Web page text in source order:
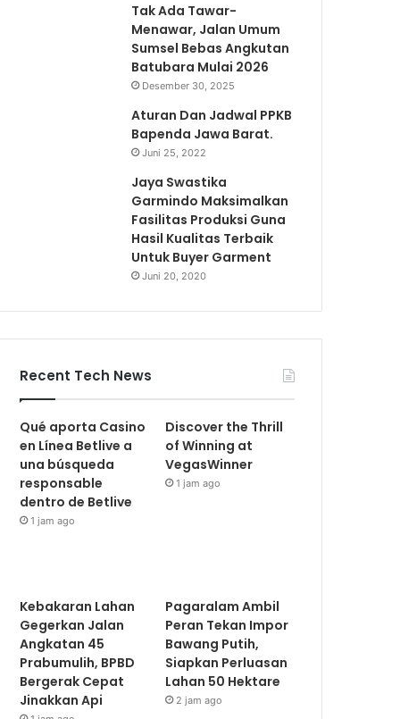
Tak Ada Tawar-
Menawar, Jalan Umum
Sumsel Bebas Angkutan
Batubara Mulai 2026
Desember 30, 2025
Aturan Dan Jadwal PPKB
Bapenda Jawa Barat.
Juni 25, 2022
Jaya Swastika
Garmindo Maksimalkan
Fasilitas Produksi Guna
Hasil Kualitas Terbaik
Untuk Buyer Garment
Juni 20, 2020
Recent Tech News
Qué aporta Casino
en Línea Betlive a
una búsqueda
responsable
dentro de Betlive
1 jam ago
Discover the Thrill
of Winning at
VegasWinner
1 jam ago
Kebakaran Lahan
Gegerkan Jalan
Angkatan 45
Prabumulih, BPBD
Bergerak Cepat
Jinakkan Api
Pagaralam Ambil
Peran Tekan Impor
Bawang Putih,
Siapkan Perluasan
Lahan 50 Hektare
2 jam ago